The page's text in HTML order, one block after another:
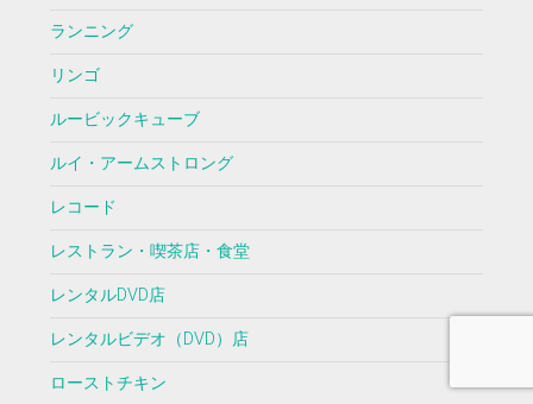
ランニング
リンゴ
ルービックキューブ
ルイ・アームストロング
レコード
レストラン・喫茶店・食堂
レンタルDVD店
レンタルビデオ（DVD）店
ローストチキン